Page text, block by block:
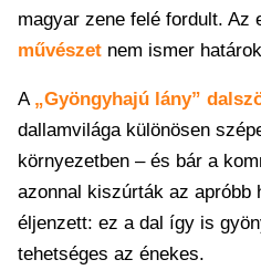
magyar zene felé fordult. Az
művészet nem ismer
A „Gyöngyhajú lány”
dallamvilága különösen
környezetben – és bár a
azonnal kiszúrták az apróbb
éljenzett: ez a dal így is
tehetséges az énekes.